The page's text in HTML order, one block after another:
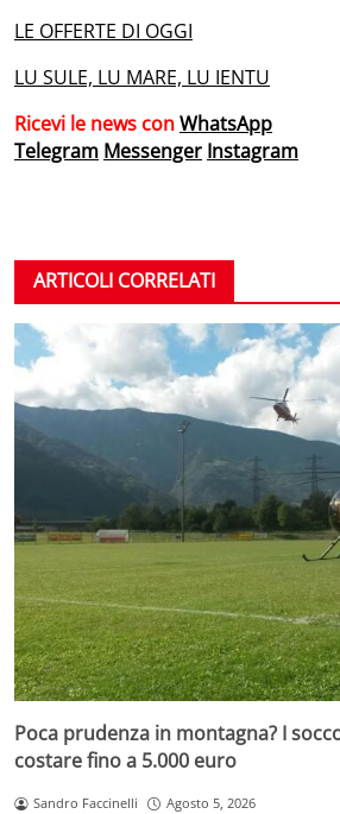
LE OFFERTE DI OGGI
LU SULE, LU MARE, LU IENTU
Ricevi le news conWhatsApp
Telegram Messenger Instagram
ARTICOLI CORRELATI
Poca prudenza in montagna? I
costare fino a 5.000 euro
Sandro Faccinelli Agosto 5, 2026